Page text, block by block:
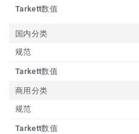
Tarkett数值
国内分类
规范
Tarkett数值
商用分类
规范
Tarkett数值